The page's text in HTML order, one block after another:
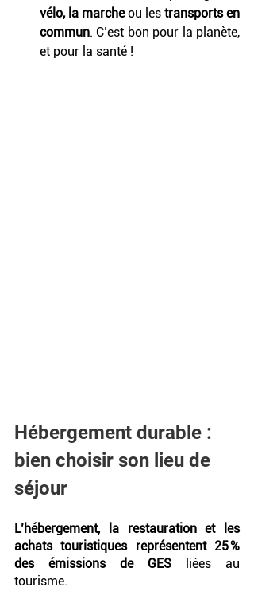
vélo, la marche ou les transports en
commun. C’est bon pour la planète,
et pour la santé !
Hébergement durable :
bien choisir son lieu de
séjour
L’hébergement, la restauration et les
achats touristiques représentent 25 %
des émissions de GES liées au
tourisme.